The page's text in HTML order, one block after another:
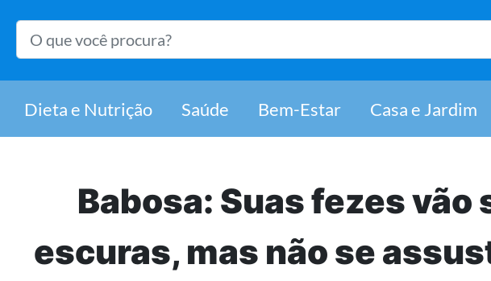
| Saúde e bem-estar em um só lugar
Dieta e Nutrição Saúde Bem-Estar Casa e Jardim
Babosa: Suas fezes vão
escuras, mas não se